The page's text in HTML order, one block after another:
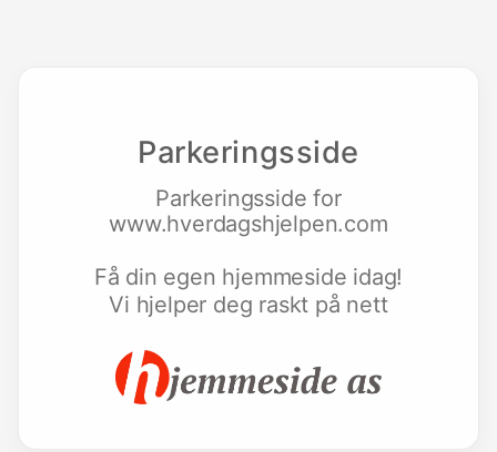
Parkeringsside
Parkeringsside for
www.hverdagshjelpen.com
Få din egen hjemmeside idag!
Vi hjelper deg raskt på nett